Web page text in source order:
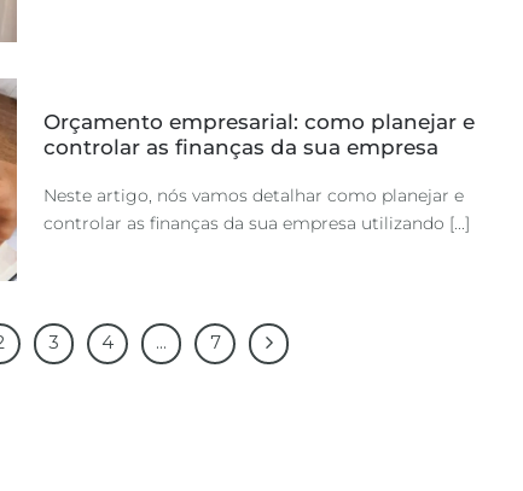
Orçamento empresarial: como planejar e
controlar as finanças da sua empresa
Neste artigo, nós vamos detalhar como planejar e
controlar as finanças da sua empresa utilizando [...]
3 4 ... 7